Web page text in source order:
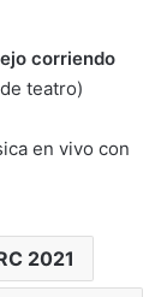
corriendo
teatro)
en vivo con
2021